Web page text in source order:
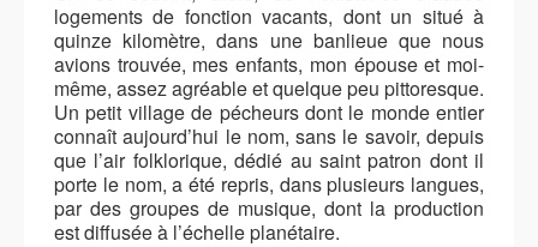
logements de fonction vacants, dont un situé à
quinze kilomètre, dans une banlieue que nous
avions trouvée, mes enfants, mon épouse et moi-
même, assez agréable et quelque peu pittoresque.
Un petit village de pécheurs dont le monde entier
connaît aujourd’hui le nom, sans le savoir, depuis
que l’air folklorique, dédié au saint patron dont il
porte le nom, a été repris, dans plusieurs langues,
par des groupes de musique, dont la production
est diffusée à l’échelle planétaire.